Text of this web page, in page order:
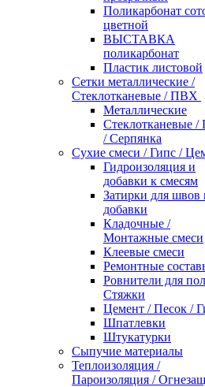
Поликарбонат
цветной
ВЫСТАВКА
поликарбонат
Пластик листовой
Сетки металлические /
Стеклотканевые / ПВХ
Металлические
Стеклотканевые
/ Серпянка
Сухие смеси / Гипс /
Гидроизоляция и
добавки к смесям
Затирки для швов
добавки
Кладочные /
Монтажные смеси
Клеевые смеси
Ремонтные
Ровнители для
Стяжки
Цемент / Песок /
Шпатлевки
Штукатурки
Сыпучие материалы
Теплоизоляция /
Пароизоляция /